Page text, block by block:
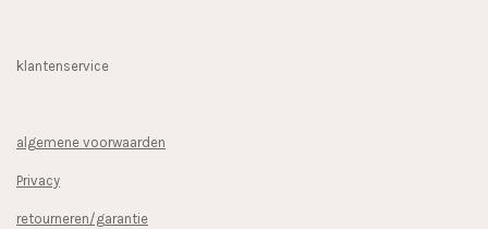
klantenservice
algemene voorwaarden
Privacy
retourneren/garantie